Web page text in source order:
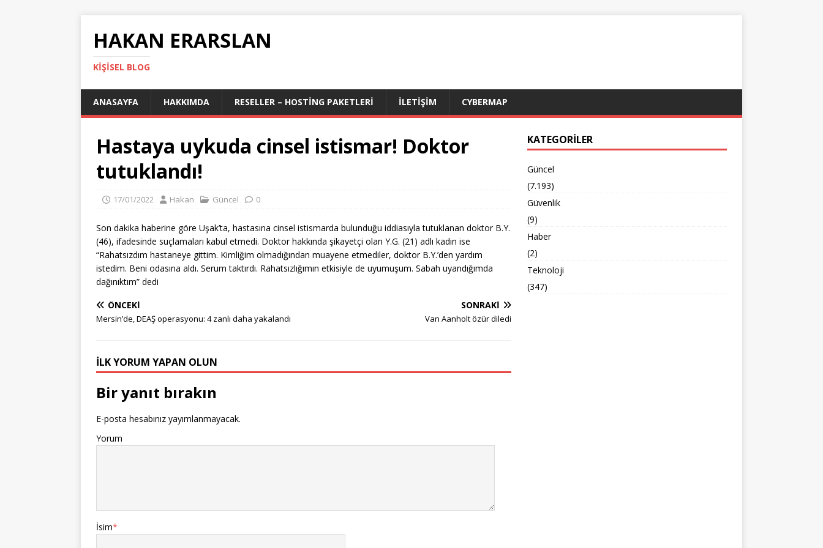
HAKAN ERARSLAN
KIŞISEL BLOG
ANASAYFA HAKKIMDA RESELLER – HOSTING PAKETLERI İLETIŞIM CYBERMAP
Hastaya uykuda cinsel istismar! Doktor
tutuklandı!
17/01/2022 Hakan Güncel 0
Son dakika haberine göre Uşak’ta, hastasına cinsel istismarda bulunduğu iddiasıyla tutuklanan doktor B.Y.
(46), ifadesinde suçlamaları kabul etmedi. Doktor hakkında şikayetçi olan Y.G. (21) adlı kadın ise
“Rahatsızdım hastaneye gittim. Kimliğim olmadığından muayene etmediler, doktor B.Y.’den yardım
istedim. Beni odasına aldı. Serum taktırdı. Rahatsızlığımın etkisiyle de uyumuşum. Sabah uyandığımda
dağınıktım” dedi
ÖNCEKI
Mersin’de, DEAŞ operasyonu: 4 zanlı daha yakalandı
SONRAKI
Van Aanholt özür diledi
İLK YORUM YAPAN OLUN
Bir yanıt bırakın
E-posta hesabınız yayımlanmayacak.
Yorum
İsim*
KATEGORILER
Güncel
(7.193)
Güvenlik
(9)
Haber
(2)
Teknoloji
(347)